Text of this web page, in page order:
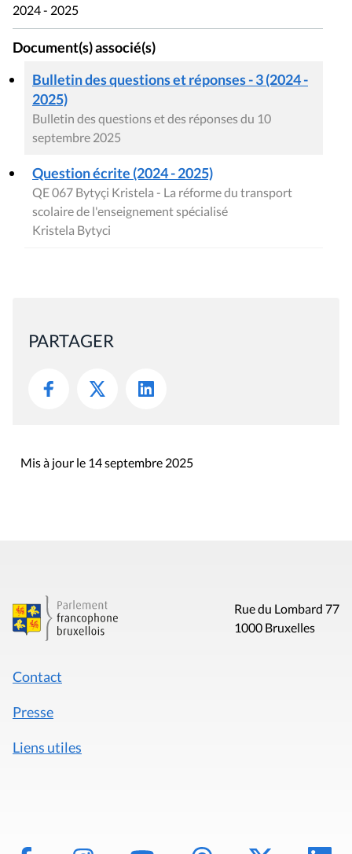
2024 - 2025
Document(s) associé(s)
Bulletin des questions et réponses - 3 (2024 -
2025)
Bulletin des questions et des réponses du 10
septembre 2025
Question écrite (2024 - 2025)
QE 067 Bytyçi Kristela - La réforme du transport
scolaire de l'enseignement spécialisé
Kristela Bytyci
PARTAGER
Mis à jour le 14 septembre 2025
Rue du Lombard 77
1000 Bruxelles
Contact
Presse
Liens utiles